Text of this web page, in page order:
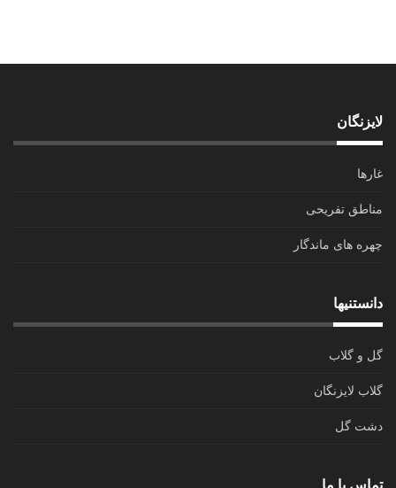
لایزنگان
غارها
مناطق تفریحی
چهره های ماندگار
دانستنیها
گل و گلاب
گلاب لایزنگان
دشت گل
تماس با ما